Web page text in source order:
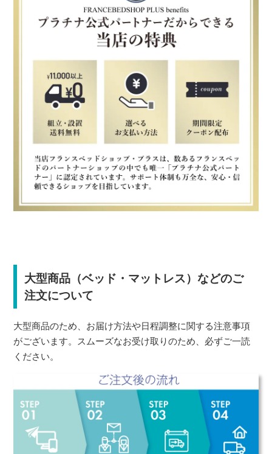
大型商品（ベッド・マットレス）などのご
注文について
大型商品のため、お届け方法や日程調整に関する注意事項
がございます。スムーズなお受け取りのため、必ずご一読
ください。